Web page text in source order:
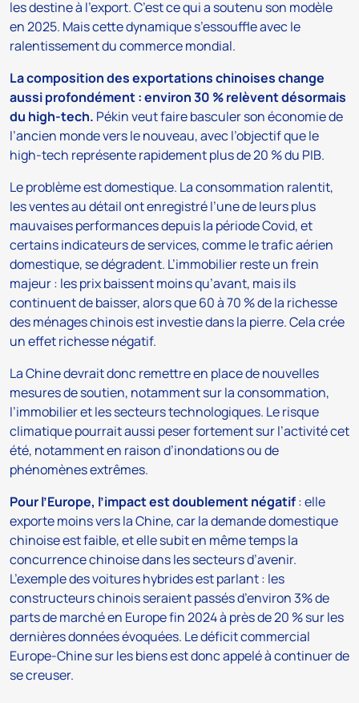
les destine à l’export. C’est ce qui a soutenu son modèle
en 2025. Mais cette dynamique s’essouffle avec le
ralentissement du commerce mondial.
La composition des exportations chinoises change
aussi profondément : environ 30 % relèvent désormais
du high-tech. Pékin veut faire basculer son économie de
l’ancien monde vers le nouveau, avec l’objectif que le
high-tech représente rapidement plus de 20 % du PIB.
Le problème est domestique. La consommation ralentit,
les ventes au détail ont enregistré l’une de leurs plus
mauvaises performances depuis la période Covid, et
certains indicateurs de services, comme le trafic aérien
domestique, se dégradent. L’immobilier reste un frein
majeur : les prix baissent moins qu’avant, mais ils
continuent de baisser, alors que 60 à 70 % de la richesse
des ménages chinois est investie dans la pierre. Cela crée
un effet richesse négatif.
La Chine devrait donc remettre en place de nouvelles
mesures de soutien, notamment sur la consommation,
l’immobilier et les secteurs technologiques. Le risque
climatique pourrait aussi peser fortement sur l’activité cet
été, notamment en raison d’inondations ou de
phénomènes extrêmes.
Pour l’Europe, l’impact est doublement négatif: elle
exporte moins vers la Chine, car la demande domestique
chinoise est faible, et elle subit en même temps la
concurrence chinoise dans les secteurs d’avenir.
L’exemple des voitures hybrides est parlant : les
constructeurs chinois seraient passés d’environ 3% de
parts de marché en Europe fin 2024 à près de 20 % sur les
dernières données évoquées. Le déficit commercial
Europe-Chine sur les biens est donc appelé à continuer de
se creuser.